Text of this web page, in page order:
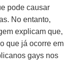
pode causar
No entanto,
explicam que,
que já ocorre em
gays nos